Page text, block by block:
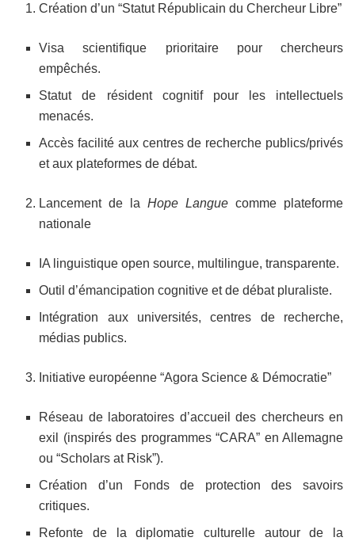
Création d’un “Statut Républicain du Chercheur Libre”
Visa scientifique prioritaire pour chercheurs
empêchés.
Statut de résident cognitif pour les intellectuels
menacés.
Accès facilité aux centres de recherche publics/privés
et aux plateformes de débat.
Lancement de laHope Langue comme plateforme
nationale
IA linguistique open source, multilingue, transparente.
Outil d’émancipation cognitive et de débat pluraliste.
Intégration aux universités, centres de recherche,
médias publics.
Initiative européenne “Agora Science & Démocratie”
Réseau de laboratoires d’accueil des chercheurs en
exil (inspirés des programmes “CARA” en Allemagne
ou “Scholars at Risk”).
Création d’un Fonds de protection des savoirs
critiques.
Refonte de la diplomatie culturelle autour de la